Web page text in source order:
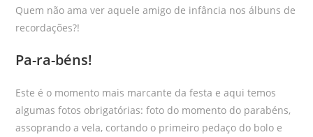
Quem não ama ver aquele amigo de infância nos álbuns de
recordações?!
Pa-ra-béns!
Este é o momento mais marcante da festa e aqui temos
algumas fotos obrigatórias: foto do momento do parabéns,
assoprando a vela, cortando o primeiro pedaço do bolo e